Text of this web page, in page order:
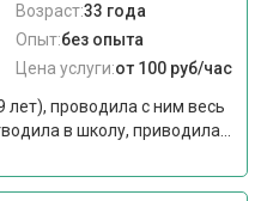
Возраст:33 года
Опыт:без опыта
Цена услуги:от 100 руб/час
лет), проводила с ним весь
в школу, приводила...